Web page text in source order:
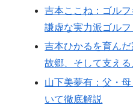
吉本ここね：ゴル
謙虚な実力派ゴルフ
吉本ひかるを育んだ
故郷、そして支える
山下美夢有：父・
いて徹底解説